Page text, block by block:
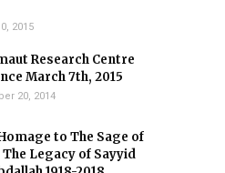
2015
Research Centre
March 7th, 2015
20, 2014
to The Sage of
Legacy of Sayyid